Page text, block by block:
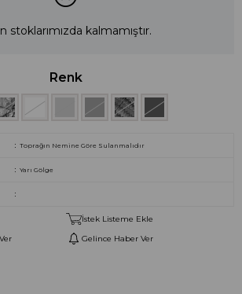
stoklarımızda kalmamıştır.
Renk
Toprağın Nemine Göre Sulanmalıdır
Yarı Gölge
İstek Listeme Ekle
Gelince Haber Ver